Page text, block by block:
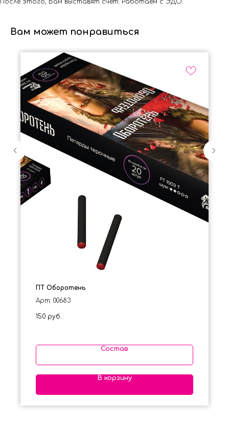
После этого, Вам выставят счет. Работаем с ЭДО.
Вам может понравиться
ПТ Оборотень
Арт: 00683
150 руб.
Состав
В корзину